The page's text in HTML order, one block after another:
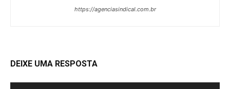
https://agenciasindical.com.br
DEIXE UMA RESPOSTA